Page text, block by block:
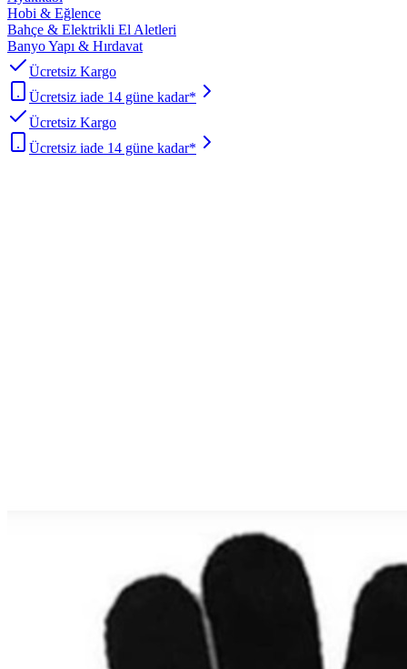
Hobi & Eğlence
Bahçe & Elektrikli El Aletleri
Banyo Yapı & Hırdavat
Ücretsiz Kargo
Ücretsiz iade 14 güne kadar*
Ücretsiz Kargo
Ücretsiz iade 14 güne kadar*